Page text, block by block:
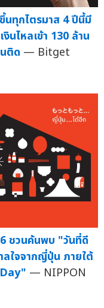
ทุกไตรมาส 4 ปีนี้มี
ไหลเข้า 130 ล้าน
ติด — Bitget
ชวนค้นพบ "วันที่ดี
ใจจากญี่ปุ่น ภายใต้
— NIPPON